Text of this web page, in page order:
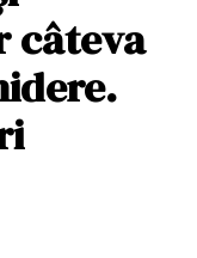
câteva